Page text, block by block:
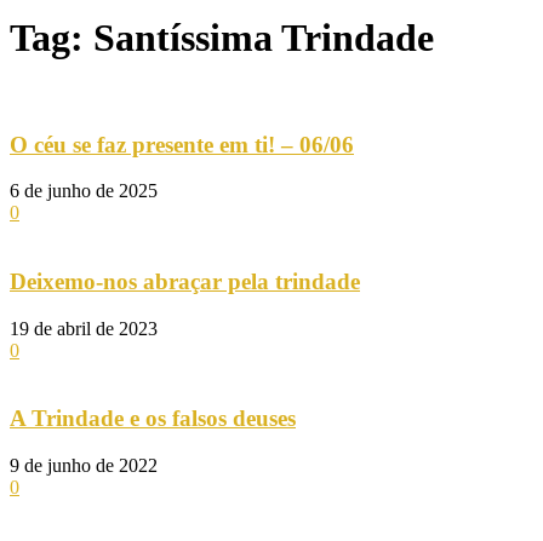
Tag: Santíssima Trindade
O céu se faz presente em ti! – 06/06
6 de junho de 2025
0
Deixemo-nos abraçar pela trindade
19 de abril de 2023
0
A Trindade e os falsos deuses
9 de junho de 2022
0